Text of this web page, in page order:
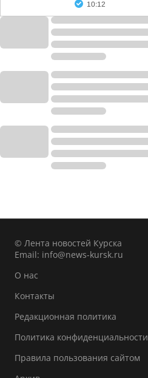
10:12
© Лента новостей Курска
Email: info@news-kursk.ru
О нас
Контакты
Редакционная политика
Политика конфиденциальности
Правила пользования сайтом